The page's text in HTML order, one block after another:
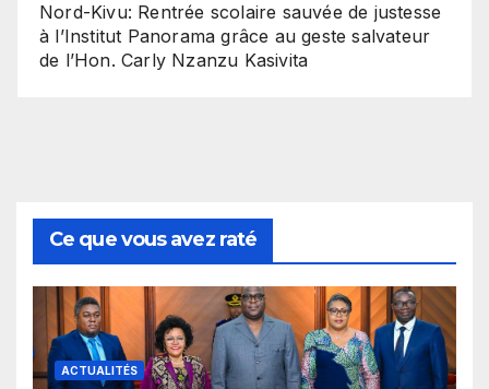
Nord-Kivu: Rentrée scolaire sauvée de justesse
à l’Institut Panorama grâce au geste salvateur
de l’Hon. Carly Nzanzu Kasivita
Ce que vous avez raté
ACTUALITÉS